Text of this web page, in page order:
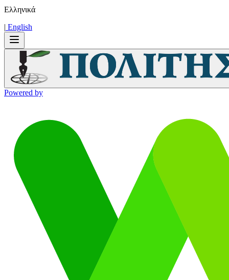
Ελληνικά
| Εnglish
Powered by